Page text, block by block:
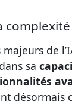
de
sa
désormais